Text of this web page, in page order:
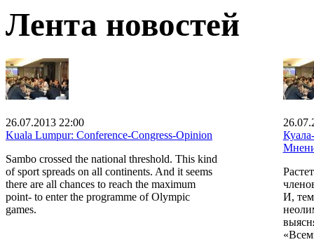
Лента новостей
26.07.2013 22:00
Kuala Lumpur: Conference-Congress-Opinion
Sambo crossed the national threshold. This kind
of sport spreads on all continents. And it seems
there are all chances to reach the maximum
point- to enter the programme of Olympic
games.
И,